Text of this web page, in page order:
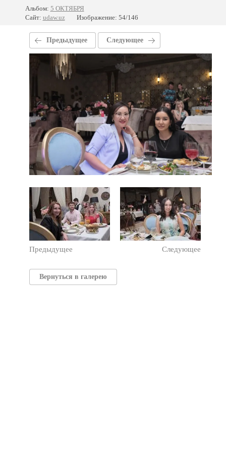
Альбом: 5 ОКТЯБРЯ
Сайт: udaw.uz Изображение: 54/146
Предыдущее Следующее
Предыдущее Следующее
Вернуться в галерею